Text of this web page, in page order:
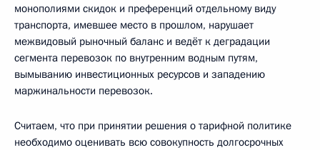
монополиями скидок и преференций отдельному виду
транспорта, имевшее место в прошлом, нарушает
межвидовый рыночный баланс и ведёт к деградации
сегмента перевозок по внутренним водным путям,
вымыванию инвестиционных ресурсов и западению
маржинальности перевозок.
Считаем, что при принятии решения о тарифной политике
необходимо оценивать всю совокупность долгосрочных